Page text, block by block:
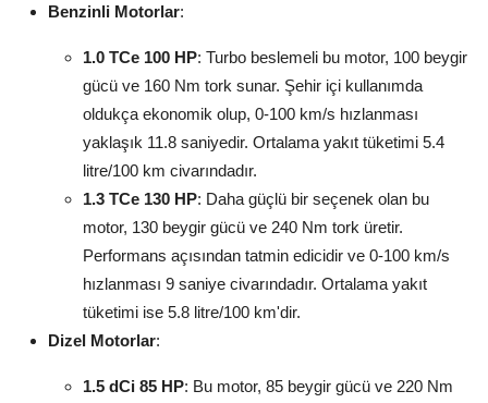
Benzinli Motorlar:
1.0 TCe 100 HP: Turbo beslemeli bu motor, 100 beygir
gücü ve 160 Nm tork sunar. Şehir içi kullanımda
oldukça ekonomik olup, 0-100 km/s hızlanması
yaklaşık 11.8 saniyedir. Ortalama yakıt tüketimi 5.4
litre/100 km civarındadır.
1.3 TCe 130 HP: Daha güçlü bir seçenek olan bu
motor, 130 beygir gücü ve 240 Nm tork üretir.
Performans açısından tatmin edicidir ve 0-100 km/s
hızlanması 9 saniye civarındadır. Ortalama yakıt
tüketimi ise 5.8 litre/100 km'dir.
Dizel Motorlar:
1.5 dCi 85 HP: Bu motor, 85 beygir gücü ve 220 Nm